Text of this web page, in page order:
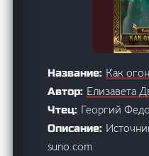
Название: Как
Автор: Елизавета
Чтец: Георгий
Описание:
suno.com